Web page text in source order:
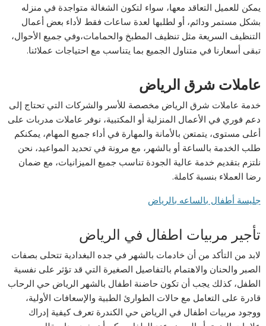
يمكن للعميل التعاقد معها، سواء لتكون الشغالة متواجدة في منزله
بشكل مستمر ودائم، أو لطلبها لعدة ساعات فقط لأداء بعض أعمال
التنظيف السريعة مثل تنظيف المطبخ والحمامات،وفي جميع الأحوال،
تبقى أسعارنا في متناول الجميع بما يتناسب مع احتياجات عملائنا.
عاملات شرق الرياض
خدمة عاملات شرق الرياض مخصصة للأسر والشركات التي تحتاج إلى
دعم فوري في الأعمال المنزلية أو المكتبية، نوفر عاملات مدربات على
أعلى مستوى، يتمتعن بالأمانة والمهارة في أداء جميع المهام، يمكنكم
طلب الخدمة بالساعة أو بالشهر، مع مرونة في تحديد المواعيد، نحن
نلتزم بتقديم خدمة عالية الجودة تناسب جميع الميزانيات، مع ضمان
رضا العملاء بنسبة كاملة.
جليسة أطفال بالساعه بالرياض
تأجير مربيات اطفال في الرياض
لابد من التأكد من أن خادمات بالشهر في جده البغدادية تتحلى بصفات
الصبر والحنان والاهتمام بالتفاصيل الصغيرة التي قد تؤثر على نفسية
الطفل، كذلك يجب أن تكون حاضنة اطفال بالشهر الرياض حي الرحاب
قادرة على التعامل مع حالات الطوارئ الطبية والإسعافات الأولية،
ووجود مربيات اطفال في الرياض حي الكندرة تعرف كيفية إدراك